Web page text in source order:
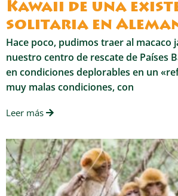
Kawaii de una
solitaria en
Hace poco, pudimos traer al macaco
nuestro centro de rescate de Países
en condiciones deplorables en un
muy malas condiciones, con
Leer más